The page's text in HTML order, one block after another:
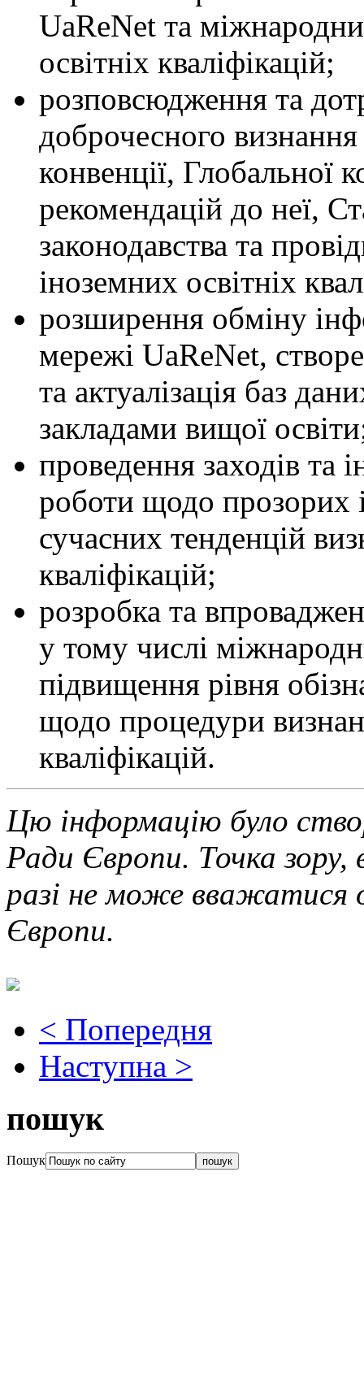
UaReNet та
освітніх кваліфікацій;
розповсюдження та
доброчесного визнання
конвенції, Глобальної
рекомендацій до неї,
законодавства та
іноземних освітніх
розширення обміну
мережі UaReNet,
та актуалізація баз
закладами вищої
проведення заходів та
роботи щодо прозорих
сучасних тенденцій
кваліфікацій;
розробка та
у тому числі
підвищення рівня
щодо процедури
кваліфікацій.
Цю інформацію було
Ради Європи. Точка зору,
разі не може вважатися
Європи.
< Попередня
Наступна >
пошук
Пошук